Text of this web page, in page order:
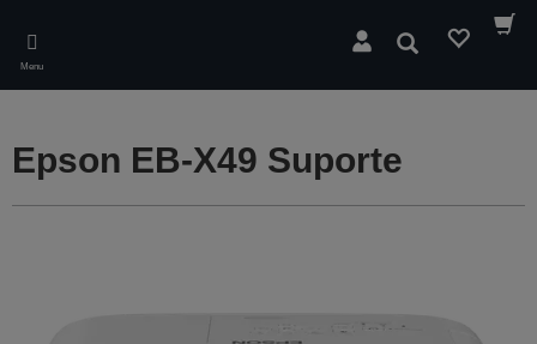
main
content
Menu
Pesquisar
Epson EB-X49 Suporte